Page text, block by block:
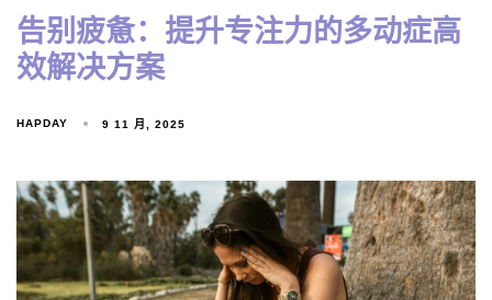
告别疲惫：提升专注力的多动症高
效解决方案
HAPDAY 9 11 月, 2025